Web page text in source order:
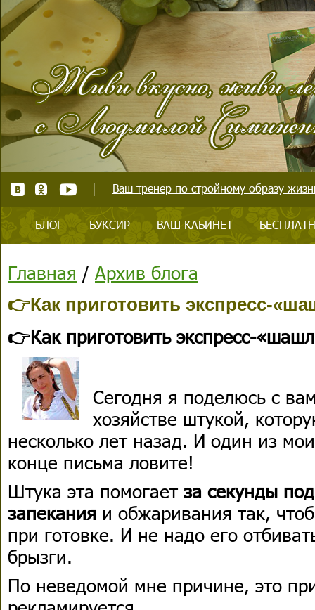
Ваш тренер по стройному образу
БЛОГ БУКСИР ВАШ КАБИНЕТ
Главная / Архив блога
👉Как приготовить экспресс-
👉Как приготовить экспресс-
Сегодня я поделюсь с
хозяйстве штукой,
несколько лет назад. И один из
конце письма ловите!
Штука эта помогает за секунды
запекания и обжаривания так,
при готовке. И не надо его
брызги.
По неведомой мне причине, это